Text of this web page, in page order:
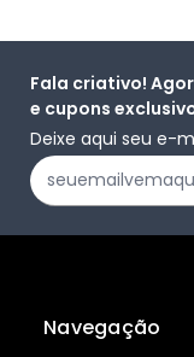
Fala criativo!
e cupons
Deixe aqui seu e-
Navegação